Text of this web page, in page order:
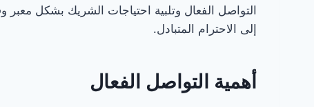
التواصل الفعال وتلبية احتياجات الشريك بشكل معبر
إلى الاحترام المتبادل.
أهمية التواصل الفعال